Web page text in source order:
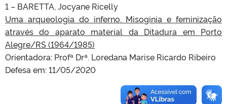
TELEFONES
1 – BARETTA, Jocyane Ricelly
Uma arqueologia do inferno. Misoginia e feminização
através do aparato material da Ditadura em Porto
Alegre/RS (1964/1985)
Orientadora: Profª Drª. Loredana Marise Ricardo Ribeiro
Defesa em: 11/05/2020